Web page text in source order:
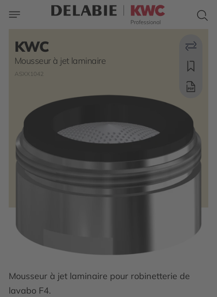
KWC
Mousseur à jet laminaire
ASXX1042
Mousseur à jet laminaire pour robinetterie de
lavabo F4.